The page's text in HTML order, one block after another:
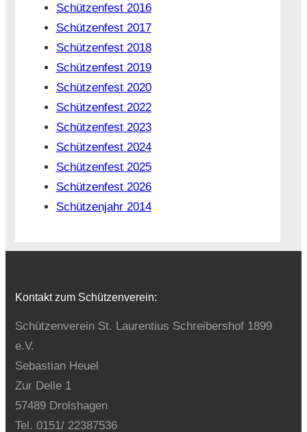
Schützenfest 2016
Schützenfest 2017
Schützenfest 2018
Schützenfest 2019
Schützenfest 2020
Schützenfest 2022
Schützenfest 2023
Schützenfest 2024
Schützenfest 2025
Schützenfest 2026
Schützenjahr 2014
Kontakt zum Schützenverein:
Schützenverein St. Laurentius Schreibershof 1899
e.V.
Sebastian Heuel
Zur Delle 1
57489 Drolshagen
Tel. 0151/ 22387536